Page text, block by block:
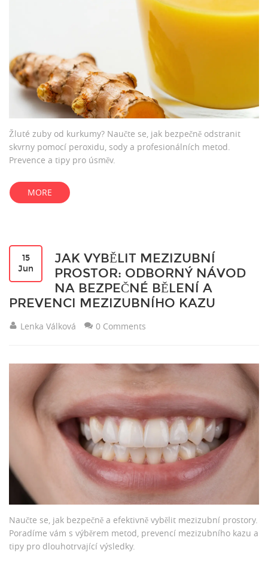
Žluté zuby od kurkumy? Naučte se, jak bezpečně odstranit
skvrny pomocí peroxidu, sody a profesionálních metod.
Prevence a tipy pro úsměv.
MORE
15
Jun
JAK VYBĚLIT MEZIZUBNÍ
PROSTOR: ODBORNÝ NÁVOD
NA BEZPEČNÉ BĚLENÍ A
PREVENCI MEZIZUBNÍHO KAZU
Lenka Válková 0 Comments
Naučte se, jak bezpečně a efektivně vybělit mezizubní prostory.
Poradíme vám s výběrem metod, prevencí mezizubního kazu a
tipy pro dlouhotrvající výsledky.